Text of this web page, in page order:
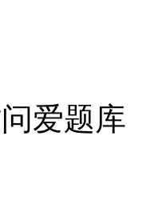
爱题库